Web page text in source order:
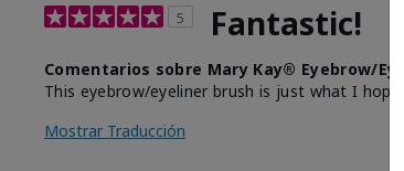
5 Fantastic!
Comentarios sobre Mary Kay® Eyebrow/
This eyebrow/eyeliner brush is just what I
Mostrar Traducción